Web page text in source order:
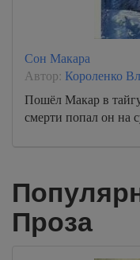
Сон Макара
Автор: Короленко
Пошёл Макар в
смерти попал он на
Проза